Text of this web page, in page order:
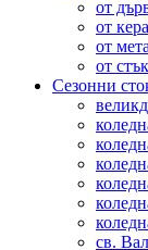
от
от
от
от
Сезонни
св.